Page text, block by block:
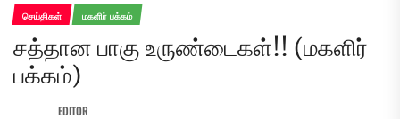
செய்திகள் மகளிர் பக்கம்
சத்தான பாகு உருண்டைகள்!! (மகளிர்
பக்கம்)
EDITOR